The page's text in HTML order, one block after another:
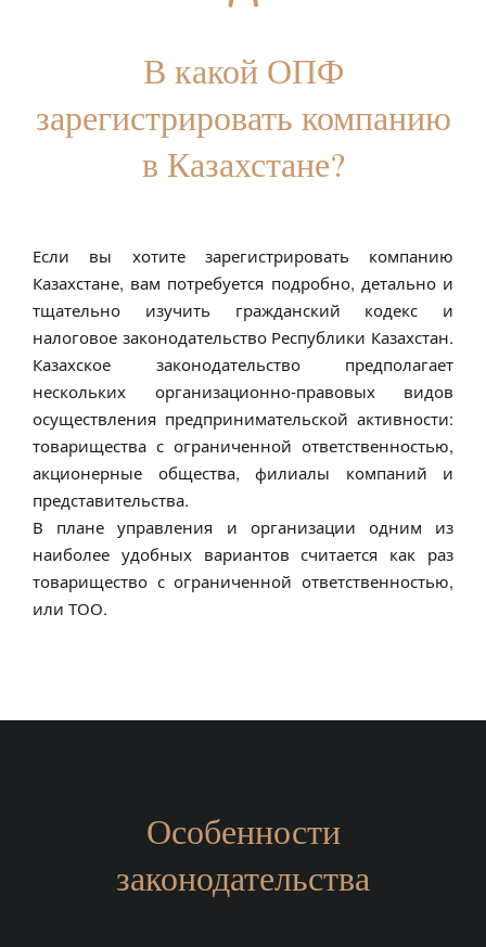
В какой ОПФ
зарегистрировать компанию
в Казахстане?
Если вы хотите зарегистрировать компанию
Казахстане, вам потребуется подробно, детально и
тщательно изучить гражданский кодекс и
налоговое законодательство Республики Казахстан.
Казахское законодательство предполагает
нескольких организационно-правовых видов
осуществления предпринимательской активности:
товарищества с ограниченной ответственностью,
акционерные общества, филиалы компаний и
представительства.
В плане управления и организации одним из
наиболее удобных вариантов считается как раз
товарищество с ограниченной ответственностью,
или ТОО.
Особенности
законодательства